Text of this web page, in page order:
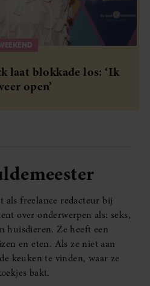
laat blokkade los: ‘Ik
open’
als freelance redacteur bij
over onderwerpen als: seks,
huisdieren. Ze heeft een
en eten. Als ze niet aan
keuken te vinden, waar ze
bakt.